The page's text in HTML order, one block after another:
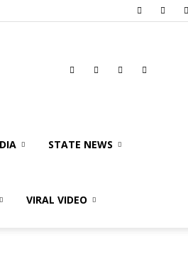
STATE NEWS
VIRAL VIDEO